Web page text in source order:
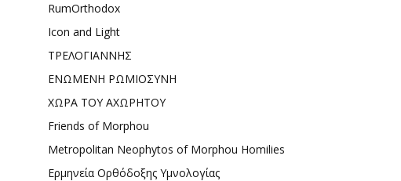
RumOrthodox
Icon and Light
ΤΡΕΛΟΓΙΑΝΝΗΣ
ΕΝΩΜΕΝΗ ΡΩΜΙΟΣΥΝΗ
ΧΩΡΑ ΤΟΥ ΑΧΩΡΗΤΟΥ
Friends of Morphou
Metropolitan Neophytos of Morphou Homilies
Ερμηνεία Ορθόδοξης Υμνολογίας